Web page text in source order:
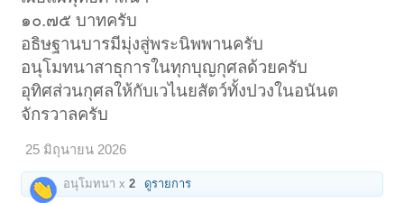
๑๐.๗๕ บาทครับ
อธิษฐานบารมีมุ่งสู่พระนิพพานครับ
อนุโมทนาสาธุการในทุกบุญกุศลด้วยครับ
อุทิศส่วนกุศลให้กับเวไนยสัตว์ทั้งปวงในอนันต
จักรวาลครับ
25 มิถุนายน 2026
อนุโมทนา x2 ดูรายการ